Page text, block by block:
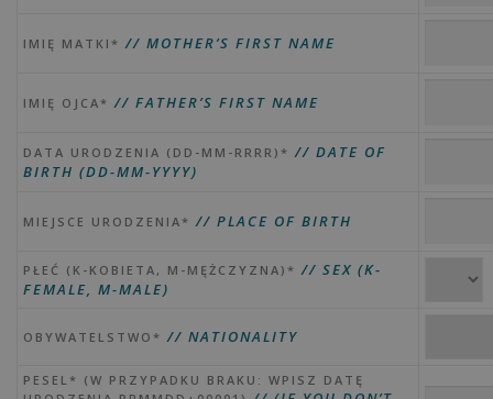
IMIĘ MATKI*// MOTHER’S FIRST NAME
IMIĘ OJCA*// FATHER’S FIRST NAME
DATA URODZENIA (DD-MM-RRRR)*// DATE OF
BIRTH (DD-MM-YYYY)
MIEJSCE URODZENIA*// PLACE OF BIRTH
PŁEĆ (K-KOBIETA, M-MĘŻCZYZNA)*// SEX (K-
FEMALE, M-MALE)
OBYWATELSTWO*// NATIONALITY
PESEL* (W PRZYPADKU BRAKU: WPISZ DATĘ